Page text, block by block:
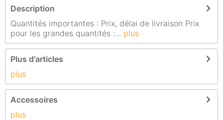
Description
Quantités importantes : Prix, délai de livraison Prix
pour les grandes quantités :... plus
Plus d'articles
plus
Accessoires
plus